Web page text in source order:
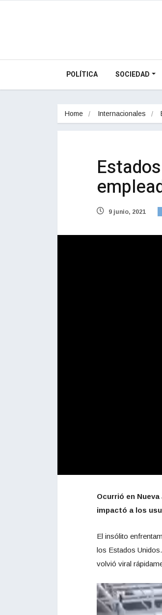
POLÍTICA SOCIEDAD
Home Internacionales
9 junio, 2021
Ocurrió en
impactó a los
El insólito
los Estados
volvió viral